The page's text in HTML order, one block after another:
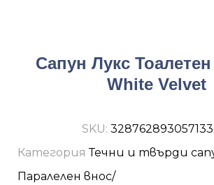
Сапун Лукс
White Velvet
SKU:
КатегорияТечни и твърди
Паралелен внос/